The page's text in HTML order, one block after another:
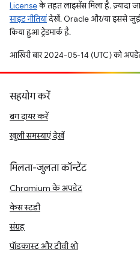
Licenseके तहत लाइसेंस मिला है. ज़्यादा
साइट नीतियांदेखें. Oracle और/या इससे जुड़ी
किया हुआ ट्रेडमार्क है.
आखिरी बार 2024-05-14 (UTC) को
सहयोग करें
बग दायर करें
खुली समस्याएं देखें
मिलता-जुलता कॉन्टेंट
Chromium के अपडेट
केस स्टडी
संग्रह
पॉडकास्ट और टीवी शो